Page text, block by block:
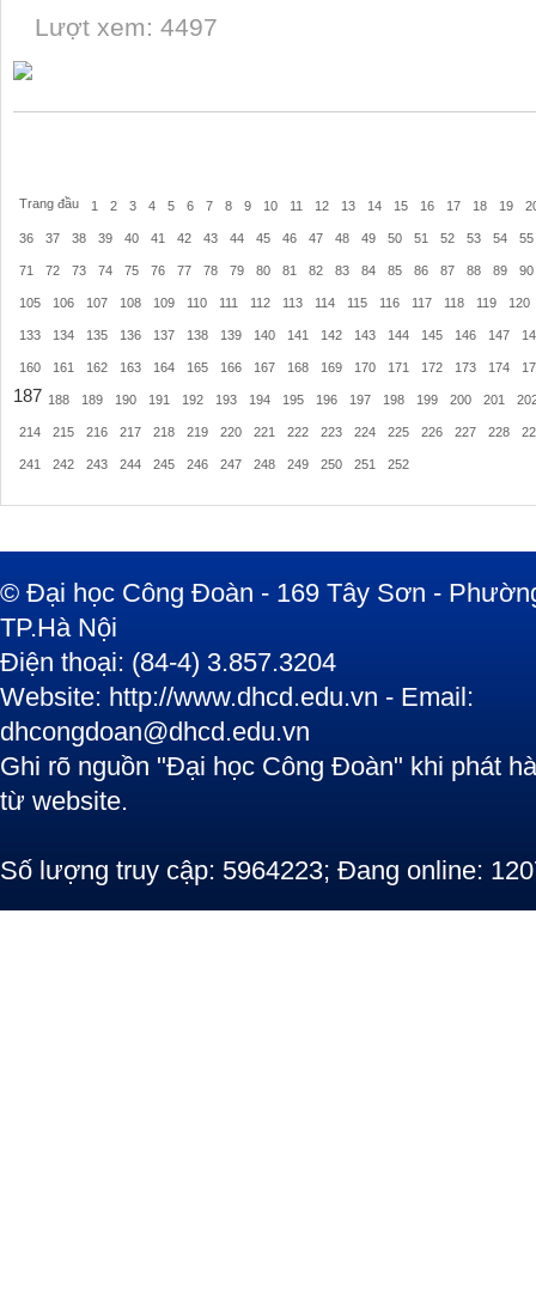
Lượt xem: 4497
Trang đầu 1 2 3 4 5 6 7 8 9 10 11 12 13 14 15 16 17 18 19
36 37 38 39 40 41 42 43 44 45 46 47 48 49 50 51 52 53 54 55
71 72 73 74 75 76 77 78 79 80 81 82 83 84 85 86 87 88 89 90
105 106 107 108 109 110 111 112 113 114 115 116 117 118 119 120
133 134 135 136 137 138 139 140 141 142 143 144 145 146 147
160 161 162 163 164 165 166 167 168 169 170 171 172 173 174
187 188 189 190 191 192 193 194 195 196 197 198 199 200 201
214 215 216 217 218 219 220 221 222 223 224 225 226 227 228
241 242 243 244 245 246 247 248 249 250 251 252
© Đại học Công Đoàn - 169 Tây Sơn -
TP.Hà Nội
Điện thoại: (84-4) 3.857.3204
Website: http://www.dhcd.edu.vn - Email:
dhcongdoan@dhcd.edu.vn
Ghi rõ nguồn "Đại học Công Đoàn" khi phát
từ website.
Số lượng truy cập: 5964223; Đang online: